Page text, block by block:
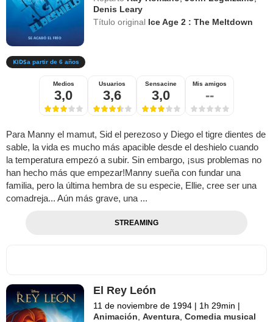
Denis Leary
Título original Ice Age 2 : The Meltdown
a partir de 6 años
Medios
3,0
Usuarios
3,6
Sensacine
3,0
Mis amigos
--
Para Manny el mamut, Sid el perezoso y Diego el tigre dientes de
sable, la vida es mucho más apacible desde el deshielo cuando
la temperatura empezó a subir. Sin embargo, ¡sus problemas no
han hecho más que empezar!Manny sueña con fundar una
familia, pero la última hembra de su especie, Ellie, cree ser una
comadreja... Aún más grave, una ...
STREAMING
El Rey León
11 de noviembre de 1994 | 1h 29min |
Animación ,Aventura ,Comedia musical